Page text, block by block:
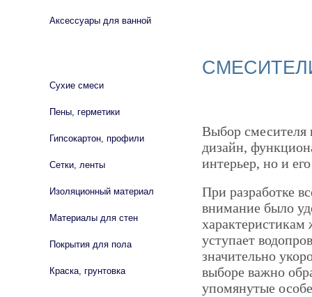
Выбор смесителя
дизайн,
интерьер, но и
При разработке
внимание было
характеристикам
уступает
значительно
выборе важно
упомянутые
Аксессуары для ванной
Сухие смеси
Пены, герметики
Гипсокартон, профили
Сетки, ленты
Изоляционный материал
Материалы для стен
Покрытия для пола
Краска, грунтовка